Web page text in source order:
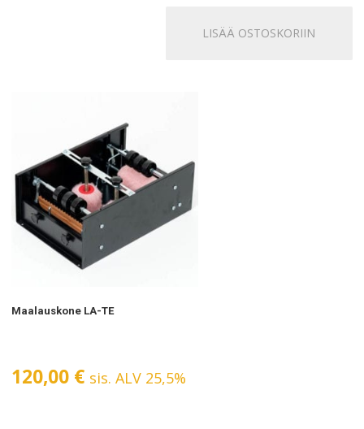
LISÄÄ OSTOSKORIIN
Maalauskone LA-TE
120,00 € sis. ALV 25,5%